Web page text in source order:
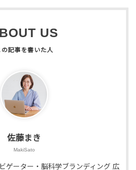
US
佐藤まき
MakiSato
ゲーター・脳科学ブランディング 広